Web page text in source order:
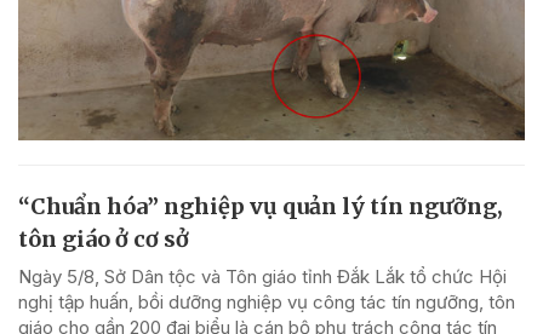
“Chuẩn hóa” nghiệp vụ quản lý tín ngưỡng,
tôn giáo ở cơ sở
Ngày 5/8, Sở Dân tộc và Tôn giáo tỉnh Đắk Lắk tổ chức Hội
nghị tập huấn, bồi dưỡng nghiệp vụ công tác tín ngưỡng, tôn
giáo cho gần 200 đại biểu là cán bộ phụ trách công tác tín